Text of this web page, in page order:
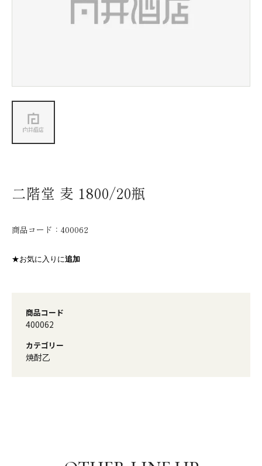
会社情報
二階堂 麦 1800/20瓶
商品コード： 400062
★お気に入りに追加
商品コード
400062
カテゴリー
焼酎乙